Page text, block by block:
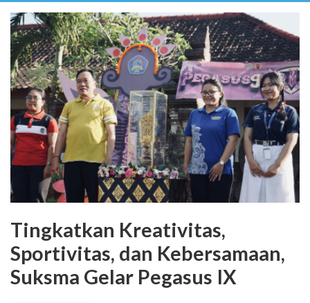
Tingkatkan Kreativitas,
Sportivitas, dan Kebersamaan,
Suksma Gelar Pegasus IX